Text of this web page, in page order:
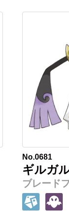
No.0681
ギルガ
ブレード